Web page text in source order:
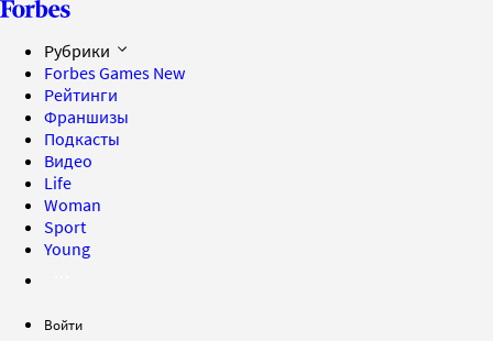
Рубрики
Forbes Games New
Рейтинги
Франшизы
Подкасты
Видео
Life
Woman
Sport
Young
Войти